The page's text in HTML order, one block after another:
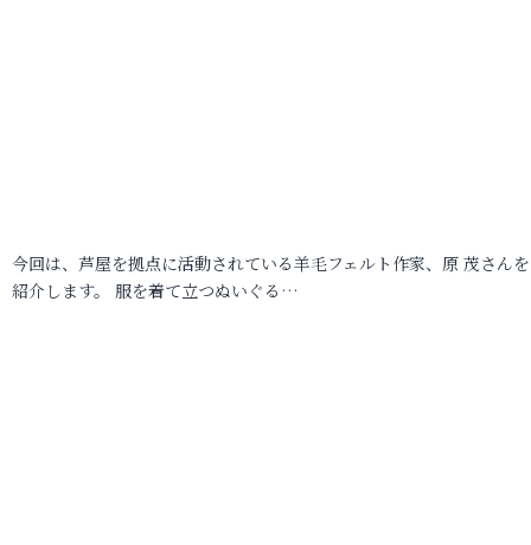
今回は、芦屋を拠点に活動されている羊毛フェルト作家、原 茂さん
紹介します。 服を着て立つぬいぐる…